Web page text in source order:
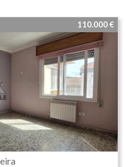
110.000 €